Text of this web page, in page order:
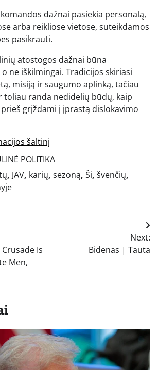
dažnai pasiekia personalą,
arba reikliose vietose, suteikdamos
pasikrauti.
atostogos dažnai būna
ne iškilmingai. Tradicijos skiriasi
misiją ir saugumo aplinką, tačiau
toliau randa nedidelių būdų, kaip
grįždami į įprastą dislokavimo
šaltinį
POLITIKA
, JAV, karių, sezoną, Ši, švenčių,
Is
Men,
Next:
Bidenas | Tauta